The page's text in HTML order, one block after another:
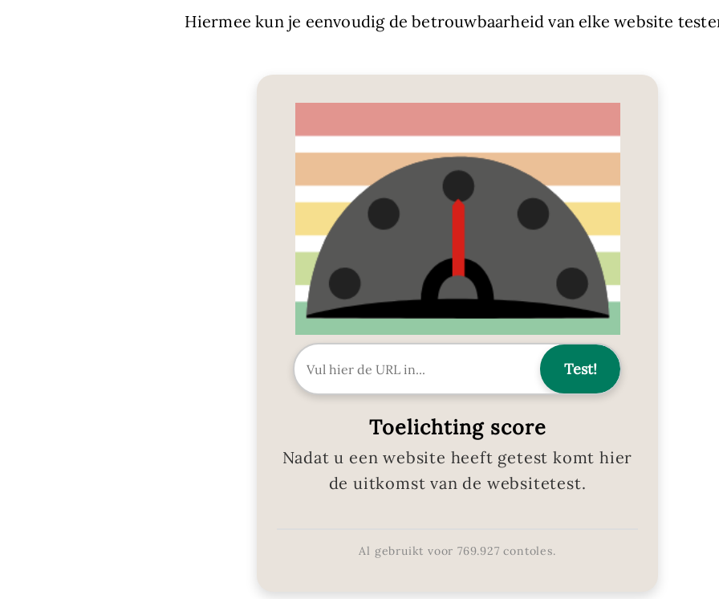
Hiermee kun je eenvoudig de betrouwbaarheid van elke website
Toelichting score
Nadat u een website heeft getest komt hier
de uitkomst van de websitetest.
Al gebruikt voor 769.927 contoles.